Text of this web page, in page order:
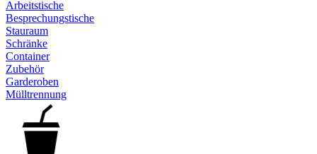
Arbeitstische
Besprechungstische
Stauraum
Schränke
Container
Zubehör
Garderoben
Mülltrennung